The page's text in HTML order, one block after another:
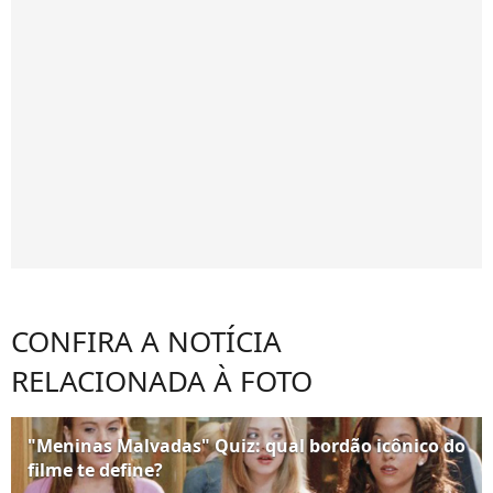
CONFIRA A NOTÍCIA
RELACIONADA À FOTO
"Meninas Malvadas" Quiz: qual bordão icônico do
filme te define?